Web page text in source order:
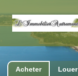
Acheter Louer